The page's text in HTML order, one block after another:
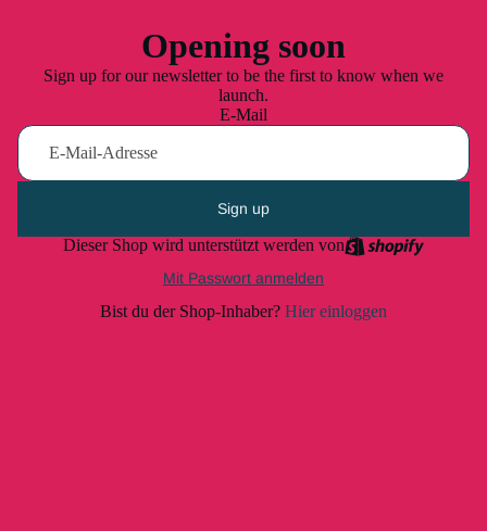
Opening soon
Sign up for our newsletter to be the first to know when we
launch.
E-Mail
Sign up
Dieser Shop wird unterstützt werden von
Mit Passwort anmelden
Bist du der Shop-Inhaber? Hier einloggen